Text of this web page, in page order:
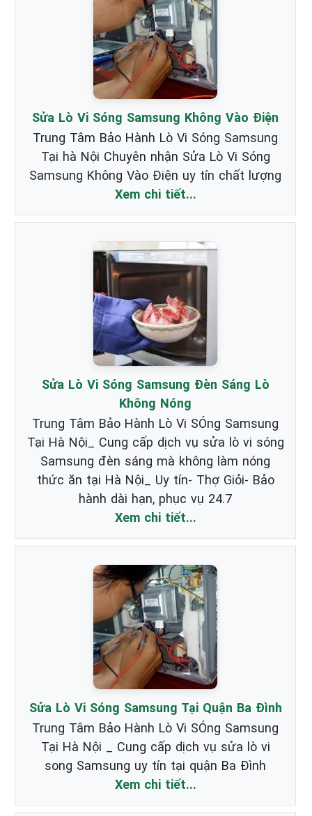
Sửa Lò Vi Sóng Samsung Không Vào Điện
Trung Tâm Bảo Hành Lò Vi Sóng Samsung
Tại hà Nội Chuyên nhận Sửa Lò Vi Sóng
Samsung Không Vào Điện uy tín chất lượng
Xem chi tiết...
Sửa Lò Vi Sóng Samsung Đèn Sáng Lò
Không Nóng
Trung Tâm Bảo Hành Lò Vi SÓng Samsung
Tại Hà Nội_ Cung cấp dịch vụ sửa lò vi sóng
Samsung đèn sáng mà không làm nóng
thức ăn tại Hà Nội_ Uy tín- Thợ Giỏi- Bảo
hành dài hạn, phục vụ 24.7
Xem chi tiết...
Sửa Lò Vi Sóng Samsung Tại Quận Ba Đình
Trung Tâm Bảo Hành Lò Vi SÓng Samsung
Tại Hà Nội _ Cung cấp dịch vụ sửa lò vi
song Samsung uy tín tại quận Ba Đình
Xem chi tiết...